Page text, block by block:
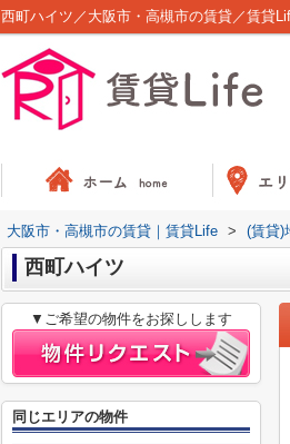
西町ハイツ／大阪市・高槻市の賃貸／賃貸
大阪市・高槻市の賃貸｜賃貸Life > (賃貸)
西町ハイツ
▼ご希望の物件をお探しします
同じエリアの物件